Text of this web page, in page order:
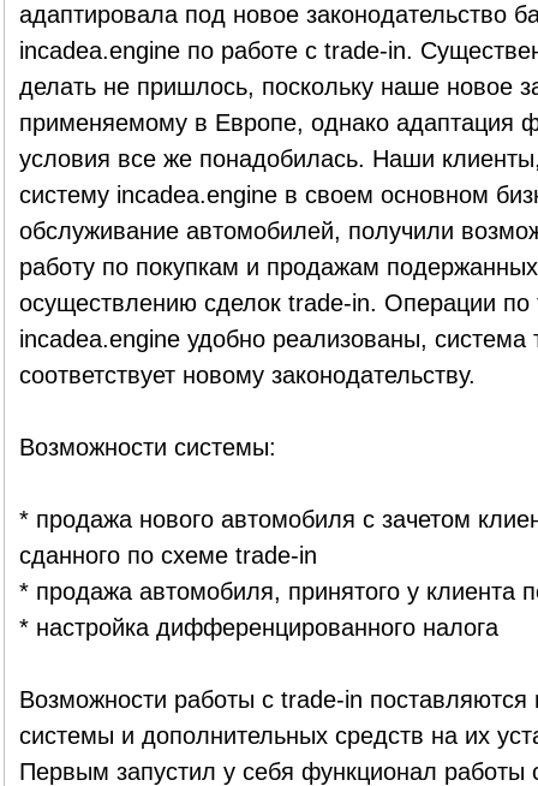
адаптировала под новое законодательство
incadea.engine по работе с trade-in.
делать не пришлось, поскольку наше новое
применяемому в Европе, однако адаптация
условия все же понадобилась. Наши
систему incadea.engine в своем основном
обслуживание автомобилей, получили
работу по покупкам и продажам
осуществлению сделок trade-in. Операции по
incadea.engine удобно реализованы, система
соответствует новому законодательству.
Возможности системы:
* продажа нового автомобиля с зачетом
сданного по схеме trade-in
* продажа автомобиля, принятого у клиента
* настройка дифференцированного налога
Возможности работы с trade-in поставляются
системы и дополнительных средств на их
Первым запустил у себя функционал